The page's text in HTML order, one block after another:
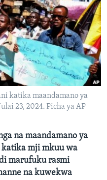
katika maandamano ya
23, 2024. Picha ya AP
na maandamano ya
mji mkuu wa
marufuku rasmi
na kuwekwa